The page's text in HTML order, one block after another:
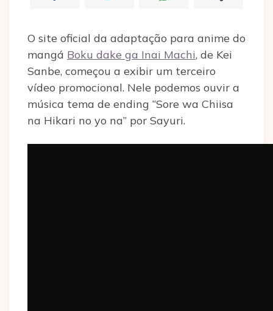
O site oficial da adaptação para anime do
mangá Boku dake ga Inai Machi, de Kei
Sanbe, começou a exibir um terceiro
vídeo promocional. Nele podemos ouvir a
música tema de ending “Sore wa Chiisa
na Hikari no yo na” por Sayuri.